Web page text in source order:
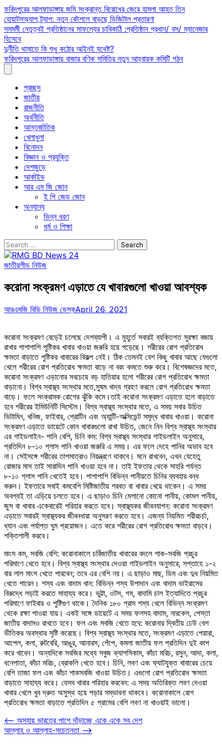
Skip
to
content
ফরিদপুরের আলফাডাঙ্গায় জমি সংক্রান্ত বিরোধের জেরে হামলা আহত তিন
হোয়াটসঅ্যাপ ট্র্যাপ: নতুন কৌশলে বাড়ছে ডিজিটাল প্রতারণা
সমমর্মী নেতৃত্বই প্রতিষ্ঠানের সাফল্যের চাবিকাঠি :প্রতিষ্ঠান প্রধান/ বস/ ম্যানেজার
হিসেবে
দুর্নীতি থামাতে কি শুধু কঠোর আইনই যথেষ্ট?
ফরিদপুরের আলফাডাঙ্গায় বাজার বণিক সমিতির নতুন আহ্বায়ক কমিটি গঠন
প্রচ্ছদ
জাতীয়
রাজনীতি
অর্থনীতি
আন্তর্জাতিক
খেলাধুলা
বিনোদন
বিজ্ঞান ও প্রযুক্তি
দেশজুড়ে
আর্কাইভ
আর এম জি জোন
ই পি জেড জোন
অন্যান্য
ভিন্ন ধরণ
ধর্ম ও শিক্ষা
Search
for:
জাতীয়লীড নিউজ
করোনা সংক্রমণ এড়াতে যে খাবারগুলো খাওয়া আবশ্যক
আরএমজি বিডি নিউজ ডেস্কApril 26, 2021
করোনা সংক্রমণ বেড়েই চলেছে দেশব্যাপী। এ মুহূর্তে সবারই ব্যক্তিগত সুরক্ষা বজায়
রাখার পাশাপাশি পুষ্টিকর খাবার খাওয়া জরুরি হয়ে পড়েছে। শরীরের রোগ প্রতিরোধ
ক্ষমতা বাড়াতে পুষ্টিকর খাবারের বিকল্প নেই। ঠিক তেমনই বেশ কিছু খাবার আছে যেগুলো
খেলে শরীরের রোগ প্রতিরোধ ক্ষমতা বাড়ে না বরং কমতে শুরু করে। বিশেষজ্ঞদের মতে,
করোনা সংক্রমণ এড়ানোর সবচেয়ে বড় হাতিয়ার হলো শরীরের রোগ প্রতিরোধ ক্ষমতা
বাড়ানো। বিশ্ব স্বাস্থ্য সংস্থার মতে,সুষম খাদ্য গ্রহণ করলে রোগ প্রতিরোধ ক্ষমতা
বাড়ে। ফলে সংক্রামক রোগের ঝুঁকি কমে।তাই করোনা সংক্রমণ এড়াতে হলে বাড়াতে
হবে শরীরের ইমিউনিটি সিস্টেম। বিশ্ব স্বাস্থ্য সংস্থার মতে, এ সময় সবার উচিত
ভিটামিন, খনিজ, ফাইবার, প্রোটিন এবং অ্যান্টি-অক্সিডেন্ট সমৃদ্ধ খাবার খাওয়া। করোনা
সংক্রমণ এড়াতে ডায়েটে কোন খাবারগুলো রাখা উচিত, জেনে নিন বিশ্ব স্বাস্থ্য সংস্থার
এর গাইডলাইন- পানি বেশি, চিনি কম: বিশ্ব স্বাস্থ্য সংস্থার গাইডলাইন অনুসারে,
প্রতিদিন ৮-১০ গ্লাস পানি খাওয়া জরুরি এ সময়। এর ফলে দেহে পানির অভাব হবে
না। সেইসঙ্গে শরীরের তাপমাত্রাও নিয়ন্ত্রণে থাকবে। মনে রাখবেন, এখন যেহেতু
রোজার মাস তাই সারাদিন পানি খাওয়া হবে না। তাই ইফতার থেকে সাহরি পর্যন্ত
৮-১০ গ্লাস পানি খেতেই হবে। পাশাপাশি বিভিন্ন পানীয়তে চিনির ব্যবহার বন্ধ
করুন। ইফতারে সবাই কমবেশি মিষ্টিজাতীয় শরবত বা খাবার খেয়ে থাকেন। এ সময়
অবশ্যই তা এড়িয়ে চলতে হবে। এ ছাড়াও চিনি মেশানো কোনো পানীয়, কোমল পানীয়,
জুস বা খাবার একেবারেই পরিহার করতে হবে। স্বাস্থ্যকর জীবনযাপন: করোনা সংক্রমণ
এড়াতে সবারই স্বাস্থ্যকর জীবনধারা অনুসরণ করতে হবে। এজন্য নিয়মিত শরীরচর্চা,
ধ্যান এবং পর্যাপ্ত ঘুম প্রয়োজন। এতে করে শরীরের রোগ প্রতিরোধ ক্ষমতা বাড়বে।
শক্তিশালী করবে।
মাংস কম, সবজি বেশি: করোনাকালে চর্বিজাতীয় খাবারের বদলে শাক-সবজি প্রচুর
পরিমাণে খেতে হবে। বিশ্ব স্বাস্থ্য সংস্থার দেওয়া গাইডলাইন অনুসারে, সপ্তাহে ১-২
বার লাল মাংস খেতে পারবেন; তবে এর বেশি নয়। এ ছাড়াও মাছ, ডিম এবং দুধ নিয়মিত
খেতে পারেন। শস্য এবং বাদাম খান: বিভিন্ন শস্য উপাদান এবং বাদাম ভাইরাসের
বিরুদ্ধে লড়াই করতে সাহায্য করে। ভুট্টা, ওটস, গম, বাদামি চাল ইত্যাদিতে প্রচুর
পরিমাণে ফাইবার ও পুষ্টিগুণ থাকে। দৈনিক ১৮০ গ্রাম শস্য খেলে বিভিন্ন সংক্রমণ
থেকে রক্ষা পাওয়া যায়। একই সঙ্গে ডায়েটে এ সময় ফলসহ বাদাম, নারকেল, পেস্তা
জাতীয় বাদামও রাখতে হবে। ফল এবং সবজি খেতে হবে: করোনার দ্বিতীয় ঢেউ বেশ
ভীতিকর অবস্থার সৃষ্টি করেছে। বিশ্ব স্বাস্থ্য সংস্থার মতে, সংক্রমণ এড়াতে পেয়ারা,
আপেল, কলা, রুটবেরি, আঙুর, আনারস, পেঁপে, কমলা জাতীয় ফল প্রতিদিন দুই কাপ
করে খাবেন। অন্যদিকে সবজির মধ্যে সবুজ ক্যাপসিকাম, কাঁচা মরিচ, রসুন, আদা, কলা,
ধনেপাতা, কাঁচা মরিচ, ব্রোকলি খেতে হবে। চিনি, লবণ এবং ফ্যাটযুক্ত খাবারের চেয়ে
বেশি তাজা ফল এবং কাঁচা শাকসবজি খাওয়া উচিত। এগুলো রোগ প্রতিরোধ ক্ষমতা
বাড়াতে সাহায্য করে। যেসব খাবার পরিহার করবেন: এ সময় অতিরিক্ত লবণ দেওয়া
খাবার খেলে খুব দ্রুত অসুস্থ হয়ে পড়ার সম্ভাবনা থাকবে। করোনাকালে রোগ
প্রতিরোধ ক্ষমতা বাড়াতে প্রতিদিন ৫ গ্রামের বেশি লবণ না খাওয়াই ভালো।
Post
navigation
⟵ অসহায় ভারতের পাশে দাঁড়াচ্ছে একে একে সব দেশ
আল্লাহ ও আল্লাহ-সচেতনতা ⟶